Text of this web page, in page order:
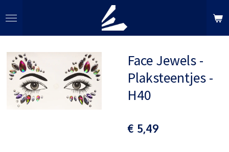
direct
naar
hoofdinhoud
Face Jewels -
Plaksteentjes -
H40
€ 5,49